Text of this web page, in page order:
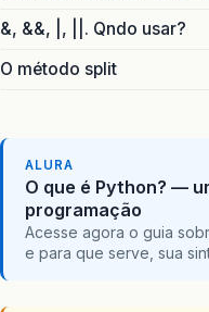
&, &&, |, ||. Qndo usar?
O método split
ALURA
O que é Python? —
programação
Acesse agora o guia
e para que serve, sua